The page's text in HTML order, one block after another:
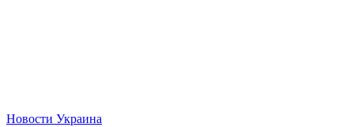
Новости Украина